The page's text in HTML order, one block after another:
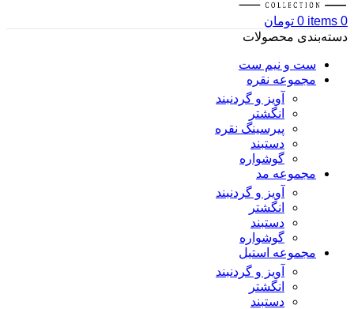
0
items
0 تومان
دسته‌بندی محصولات
ست و نیم ست
مجموعه نقره
آویز و گردنبند
انگشتر
پیرسینگ نقره
دستبند
گوشواره
مجموعه مد
آویز و گردنبند
انگشتر
دستبند
گوشواره
مجموعه استیل
آویز و گردنبند
انگشتر
دستبند